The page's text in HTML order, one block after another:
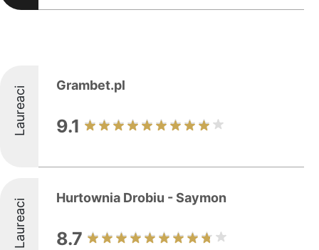
Laureaci Grambet.pl
9.1
Laureaci Hurtownia Drobiu - Saymon
8.7